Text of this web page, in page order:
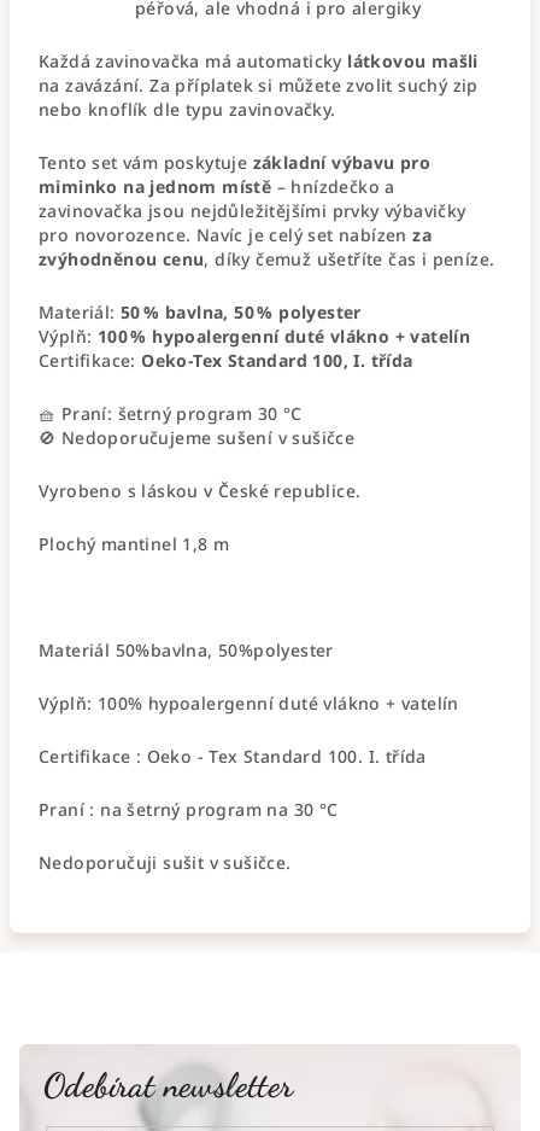
péřová, ale vhodná i pro alergiky
Každá zavinovačka má automaticky látkovou mašli
na zavázání. Za příplatek si můžete zvolit suchý zip
nebo knoflík dle typu zavinovačky.
Tento set vám poskytuje základní výbavu pro
miminko na jednom místě – hnízdečko a
zavinovačka jsou nejdůležitějšími prvky výbavičky
pro novorozence. Navíc je celý set nabízenza
zvýhodněnou cenu, díky čemuž ušetříte čas i peníze.
Materiál: 50 % bavlna, 50 % polyester
Výplň: 100 % hypoalergenní duté vlákno + vatelín
Certifikace:Oeko-Tex Standard 100, I. třída
🧺 Praní: šetrný program 30 °C
🚫 Nedoporučujeme sušení v sušičce
Vyrobeno s láskou v České republice.
Plochý mantinel 1,8 m
Materiál 50%bavlna, 50%polyester
Výplň: 100% hypoalergenní duté vlákno + vatelín
Certifikace : Oeko - Tex Standard 100. I. třída
Praní : na šetrný program na 30 °C
Nedoporučuji sušit v sušičce.
Odebírat newsletter